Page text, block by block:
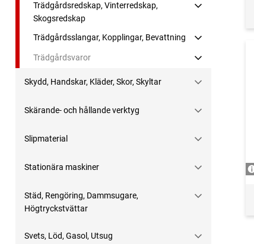
Trädgårdsredskap, Vinterredskap,
Skogsredskap
Trädgårdsslangar, Kopplingar, Bevattning
Trädgårdsvaror
Skydd, Handskar, Kläder, Skor, Skyltar
Skärande- och hållande verktyg
Slipmaterial
Stationära maskiner
Städ, Rengöring, Dammsugare,
Högtryckstvättar
Svets, Löd, Gasol, Utsug